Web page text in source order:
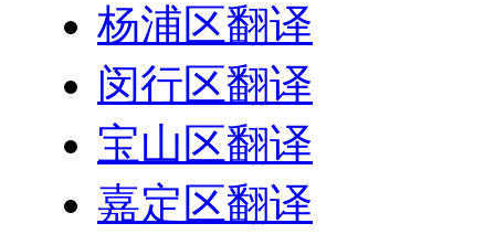
杨浦区翻译
闵行区翻译
宝山区翻译
嘉定区翻译